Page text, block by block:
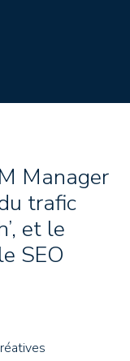
Manager
trafic
et le
SEO